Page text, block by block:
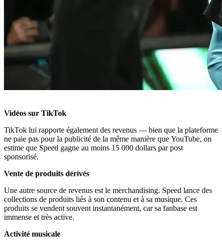
Vidéos sur TikTok
TikTok lui rapporte également des revenus — bien que la plateforme
ne paie pas pour la publicité de la même manière que YouTube, on
estime que Speed gagne au moins 15 000 dollars par post
sponsorisé.
Vente de produits dérivés
Une autre source de revenus est le merchandising. Speed lance des
collections de produits liés à son contenu et à sa musique. Ces
produits se vendent souvent instantanément, car sa fanbase est
immense et très active.
Activité musicale